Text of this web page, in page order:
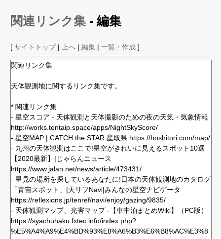
関連リンク集 - 編集
[ サイトトップ| 上へ | 編集 | 一覧・作成 ]